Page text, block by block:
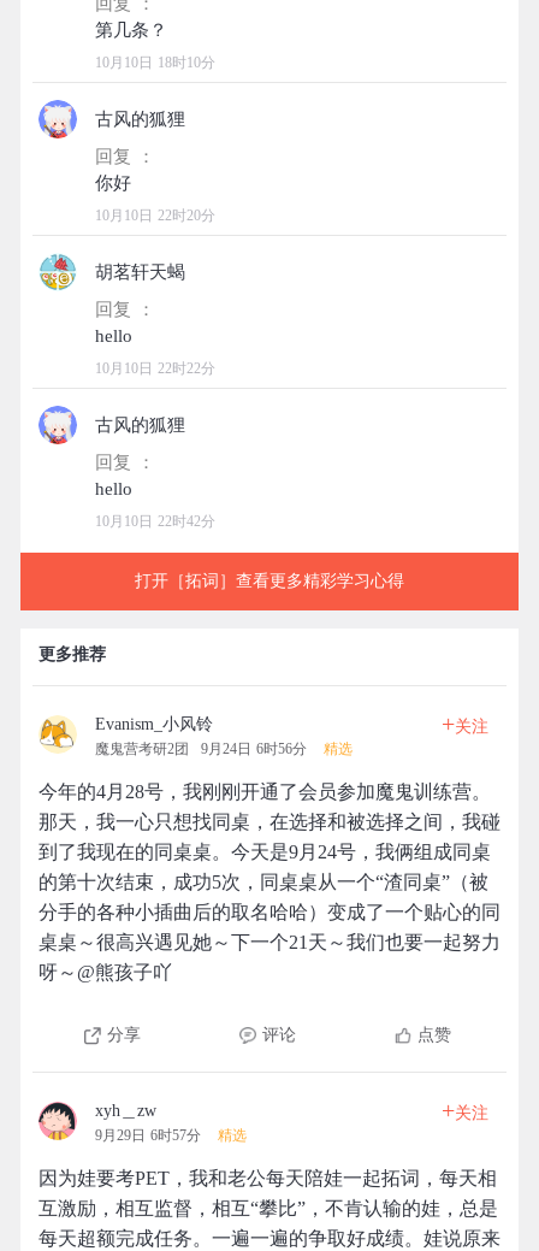
10月10日 18时10分
古风的狐狸
回复 ：
10月10日 22时20分
胡茗轩天蝎
回复 ：
10月10日 22时22分
古风的狐狸
回复 ：
10月10日 22时42分
打开［拓词］查看更多精彩学习心得
更多推荐
Evanism_小风铃
魔鬼营考研2团 9月24日 6时56分 精选
+关注
今年的4月28号，我刚刚开通了会员参加魔鬼训练营。
那天，我一心只想找同桌，在选择和被选择之间，我碰
到了我现在的同桌桌。今天是9月24号，我俩组成同桌
的第十次结束，成功5次，同桌桌从一个“渣同桌”（被
分手的各种小插曲后的取名哈哈）变成了一个贴心的同
桌桌～很高兴遇见她～下一个21天～我们也要一起努力
呀～@熊孩子吖
分享 评论 点赞
xyh＿zw
9月29日 6时57分 精选
+关注
因为娃要考PET，我和老公每天陪娃一起拓词，每天相
互激励，相互监督，相互“攀比”，不肯认输的娃，总是
每天超额完成任务。一遍一遍的争取好成绩。娃说原来